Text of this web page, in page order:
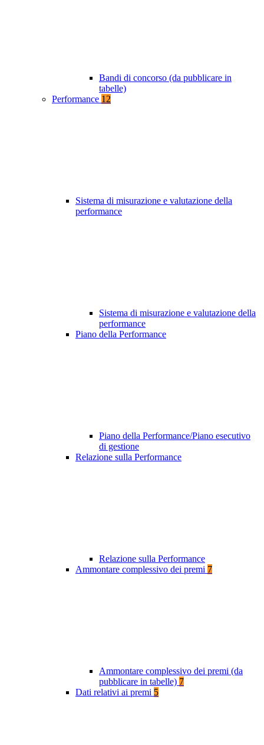
Bandi di concorso (da pubblicare in
tabelle)
Performance 12
Sistema di misurazione e valutazione della
performance
Sistema di misurazione e valutazione della
performance
Piano della Performance
Piano della Performance/Piano esecutivo
di gestione
Relazione sulla Performance
Relazione sulla Performance
Ammontare complessivo dei premi 7
Ammontare complessivo dei premi (da
pubblicare in tabelle) 7
Dati relativi ai premi 5